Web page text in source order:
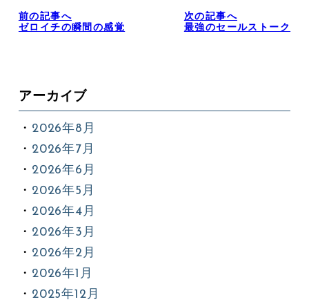
前の記事へ
ゼロイチの瞬間の感覚
次の記事へ
最強のセールストーク
アーカイブ
2026年8月
2026年7月
2026年6月
2026年5月
2026年4月
2026年3月
2026年2月
2026年1月
2025年12月